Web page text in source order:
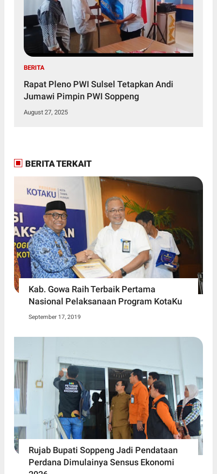
BERITA
Rapat Pleno PWI Sulsel Tetapkan Andi
Jumawi Pimpin PWI Soppeng
August 27, 2025
BERITA TERKAIT
Kab. Gowa Raih Terbaik Pertama
Nasional Pelaksanaan Program KotaKu
September 17, 2019
Rujab Bupati Soppeng Jadi Pendataan
Perdana Dimulainya Sensus Ekonomi